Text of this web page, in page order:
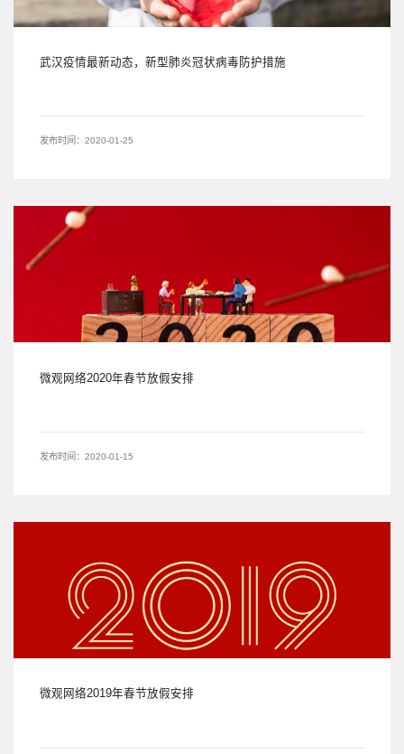
武汉疫情最新动态，新型肺炎冠状病毒防护措施
发布时间：2020-01-25
微观网络2020年春节放假安排
发布时间：2020-01-15
微观网络2019年春节放假安排